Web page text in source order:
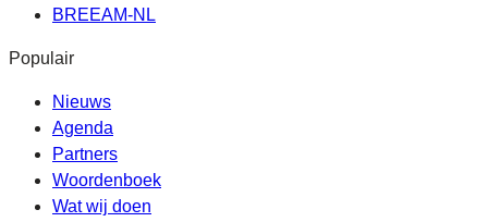
BREEAM-NL
Populair
Nieuws
Agenda
Partners
Woordenboek
Wat wij doen